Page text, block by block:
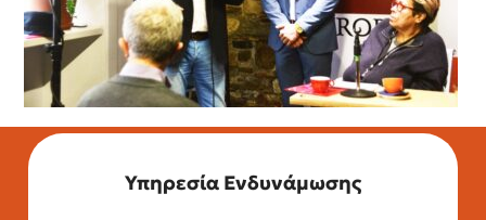
Υπηρεσία Ενδυνάμωσης